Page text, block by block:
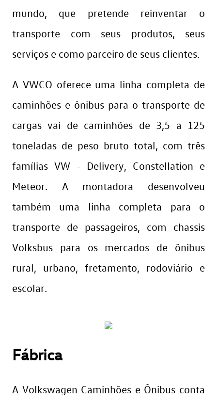
mundo, que pretende reinventar o
transporte com seus produtos, seus
serviços e como parceiro de seus clientes.
A VWCO oferece uma linha completa de
caminhões e ônibus para o transporte de
cargas vai de caminhões de 3,5 a 125
toneladas de peso bruto total, com três
famílias VW - Delivery, Constellation e
Meteor. A montadora desenvolveu
também uma linha completa para o
transporte de passageiros, com chassis
Volksbus para os mercados de ônibus
rural, urbano, fretamento, rodoviário e
escolar.
Fábrica
A Volkswagen Caminhões e Ônibus conta